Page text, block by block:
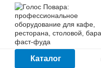
Перейти к основному
Каталог